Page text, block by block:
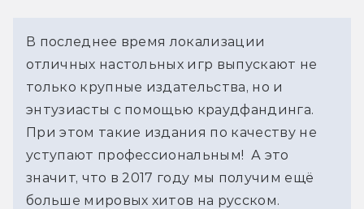
В последнее время локализации
отличных настольных игр выпускают не
только крупные издательства, но и
энтузиасты с помощью краудфандинга.
При этом такие издания по качеству не
уступают профессиональным! А это
значит, что в 2017 году мы получим ещё
больше мировых хитов на русском.